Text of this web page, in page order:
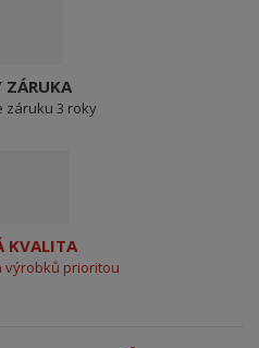
ZÁRUKA
záruku 3 roky
KVALITA
výrobků prioritou